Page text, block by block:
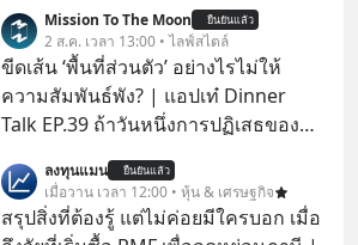
โปรโมชัน ลด 50% ค่าธรรมเนียมซื้อ |
ยอด 2 ล้านบาทขึ้นไป ฟรีค่าธรรมเนียม
ซื้อ
Mission To The Moon ยืนยันแล้ว
2 ส.ค. เวลา 13:00 • ไลฟ์สไตล์
ขีดเส้น ‘พื้นที่ส่วนตัว’ อย่างไรไม่ให้
ความสัมพันธ์พัง? | แอปเท๋ Dinner
Talk EP.39 ถ้าวันหนึ่งการปฏิเสธของ
ตั้งกำแพงใส่และมองว่าเราเห็นแก่ตัวทั้ง
ที่เราเองก็ไม่เคยปฏิเสธใครอย่างนี้มา
ก่อน แต่พอตั้งใจจะ ‘สร้างขอบเขต’ เพื่อ
ลงทุนแมน ยืนยันแล้ว
เมื่อวาน เวลา 12:00 • หุ้น & เศรษฐกิจ
สรุปสิ่งที่ต้องรู้ แต่ไม่ค่อยมีใครบอก เมื่อ